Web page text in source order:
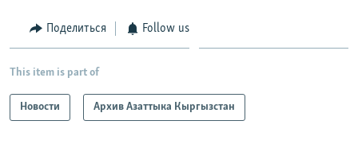
Поделиться Follow us
This item is part of
Новости Архив Азаттыка Кыргызстан